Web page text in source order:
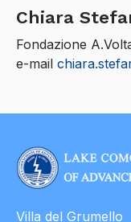
Chiara
Fondazione
e-mail
Villa del Grumello